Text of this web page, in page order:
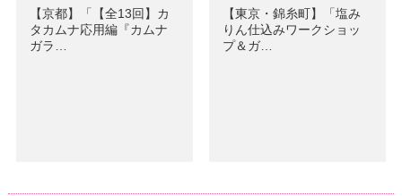
【京都】「【全13回】カ
タカムナ応用編『カムナ
ガラ…
【東京・錦糸町】「塩み
りん仕込みワークショッ
プ＆ガ…